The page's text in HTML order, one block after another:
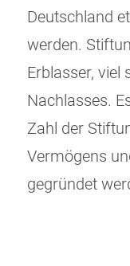
Deutschland
werden.
Erblasser, viel
Nachlasses.
Zahl der
Vermögens
gegründet